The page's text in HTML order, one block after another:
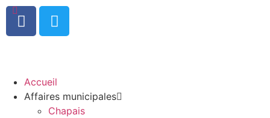
0
Accueil
Affaires municipales
Chapais